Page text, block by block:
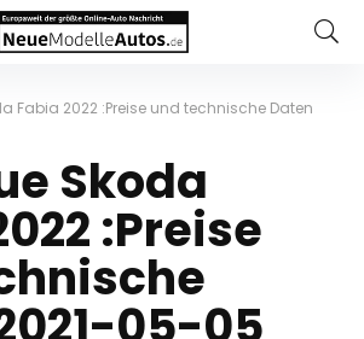
Fabia 2022 :Preise und technische Daten
Skoda
:Preise